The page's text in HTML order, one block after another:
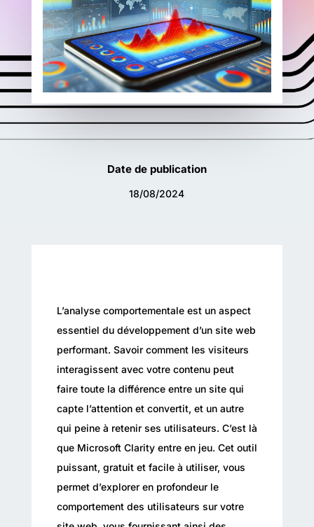
Date de publication
18/08/2024
L’analyse comportementale est un aspect
essentiel du développement d’un site web
performant. Savoir comment les visiteurs
interagissent avec votre contenu peut
faire toute la différence entre un site qui
capte l’attention et convertit, et un autre
qui peine à retenir ses utilisateurs. C’est là
que Microsoft Clarity entre en jeu. Cet outil
puissant, gratuit et facile à utiliser, vous
permet d’explorer en profondeur le
comportement des utilisateurs sur votre